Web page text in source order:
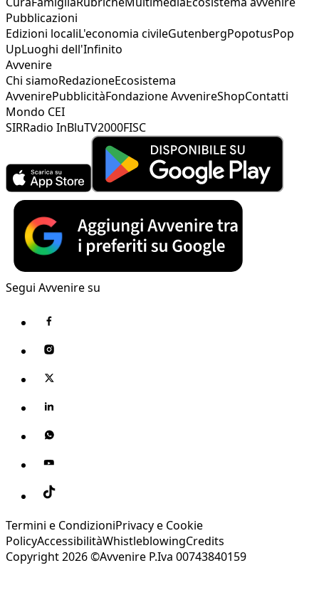
Pubblicazioni
Edizioni localiL'economia civileGutenbergPopotusPop
UpLuoghi dell'Infinito
Avvenire
Chi siamoRedazioneEcosistema
AvvenirePubblicitàFondazione AvvenireShopContatti
Mondo CEI
SIRRadio InBluTV2000FISC
Segui Avvenire su
Termini e CondizioniPrivacy e Cookie
PolicyAccessibilitàWhistleblowingCredits
Copyright 2026 ©Avvenire P.Iva 00743840159